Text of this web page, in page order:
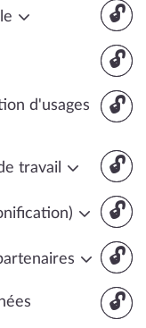
🔓
🔓
🔓
d'usages
🔓
travail
🔓
🔓
🔓